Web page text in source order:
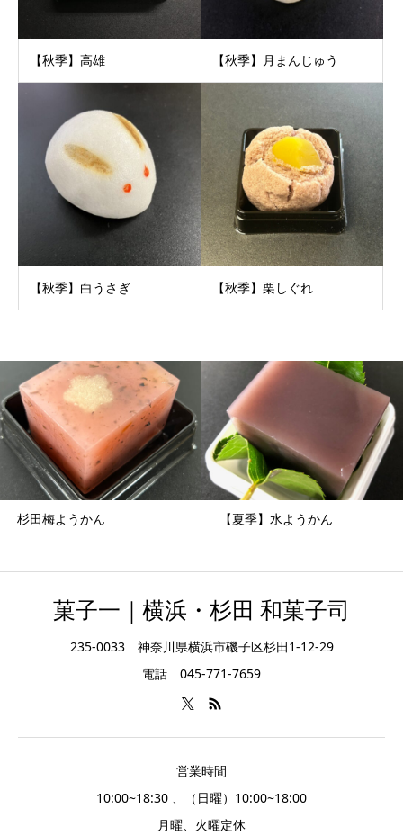
【秋季】高雄 【秋季】月まんじゅう
【秋季】白うさぎ 【秋季】栗しぐれ
杉田梅ようかん 【夏季】水ようかん
菓子一｜横浜・杉田 和菓子司
235-0033 神奈川県横浜市磯子区杉田1-12-29
電話 045-771-7659
営業時間
10:00~18:30 、（日曜）10:00~18:00
月曜、火曜定休